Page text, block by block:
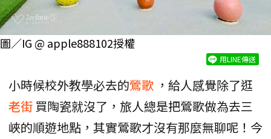
圖／IG @ apple888102授權
用LINE傳送
小時候校外教學必去的鶯歌 ，給人感覺除了逛
老街 買陶瓷就沒了，旅人總是把鶯歌做為去三
峽的順遊地點，其實鶯歌才沒有那麼無聊呢！今